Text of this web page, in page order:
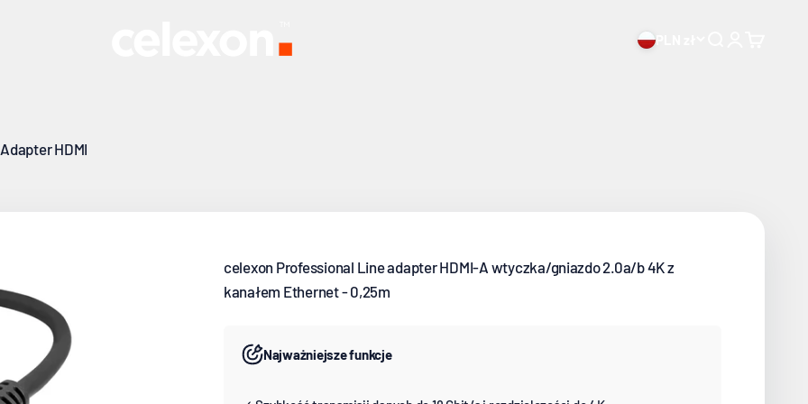
Adapter HDMI
celexon Professional Line adapter HDMI-A wtyczka/gniazdo 2.0a/b 4K z
kanałem Ethernet - 0,25m
Najważniejsze funkcje